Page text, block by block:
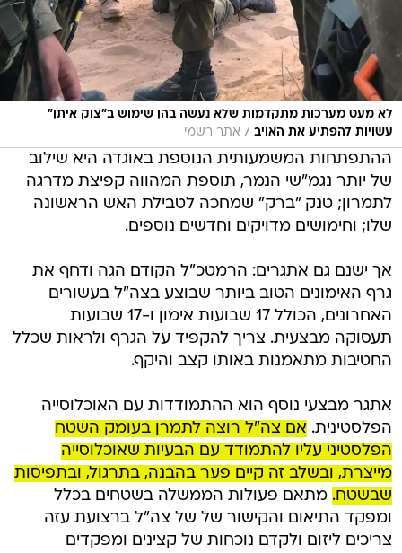
לא מעט מערכות מתקדמות שלא נעשה בהן שימוש ב"צוק איתן"
עשויות להפתיע את האויב / אתר רשמי
ההתפתחות המשמעותית הנוספת באוגדה היא שילוב
של יותר נגמ"שי הנמר, תוספת המהווה קפיצת מדרגה
לתמרון; טנק "ברק" שמחכה לטבילת האש הראשונה
שלו; וחימושים מדויקים וחדשים נוספים.
אך ישנם גם אתגרים: הרמטכ"ל הקודם הגה ודחף את
גרף האימונים הטוב ביותר שבוצע בצה"ל בעשורים
האחרונים, הכולל 17 שבועות אימון ו-17 שבועות
תעסוקה מבצעית. צריך להקפיד על הגרף ולראות שכלל
החטיבות מתאמנות באותו קצב והיקף.
אתגר מבצעי נוסף הוא ההתמודדות עם האוכלוסייה
הפלסטינית. אם צה"ל רוצה לתמרן בעומק השטח
הפלסטיני עליו להתמודד עם הבעיות שאוכלוסייה
מייצרת, ובשלב זה קיים פער בהבנה, בתרגול, ובתפיסות
שבשטח. מתאם פעולות הממשלה בשטחים בכלל
ומפקד התיאום והקישור של של צה"ל ברצועת עזה
צריכים ליזום ולקדם נוכחות של קצינים ומפקדים